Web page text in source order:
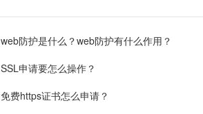
web防护是什么？web防护有什么作用？
SSL申请要怎么操作？
免费https证书怎么申请？